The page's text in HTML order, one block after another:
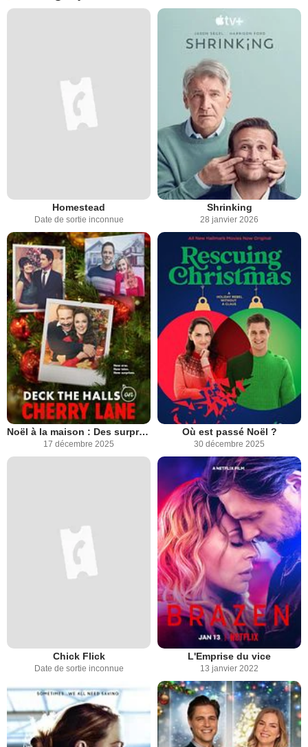
Homestead
Date de sortie inconnue
Shrinking
28 janvier 2026
Noël à la maison : Des surprises en cadeau
17 décembre 2025
Où est passé Noël ?
30 décembre 2025
Chick Flick
Date de sortie inconnue
L'Emprise du vice
13 janvier 2022